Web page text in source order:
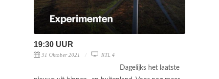
19:30 UUR
31 Oktober 2021 RTL 4
Dagelijks het laatste